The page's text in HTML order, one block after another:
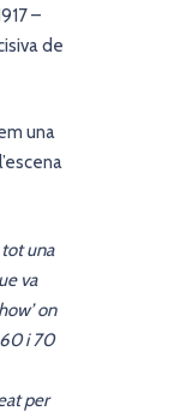
–
de
una
una
va
on
60 i 70
per